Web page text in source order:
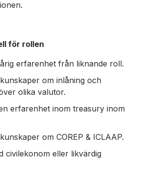
för rollen
erfarenhet från liknande roll.
om inlåning och
olika valutor.
erfarenhet inom treasury inom
om COREP & ICLAAP.
civilekonom eller likvärdig